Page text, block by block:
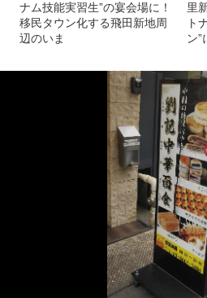
ナム技能実習生”の宴会場に！
移民タウン化する飛田新地周
辺のいま
里
ト
ン